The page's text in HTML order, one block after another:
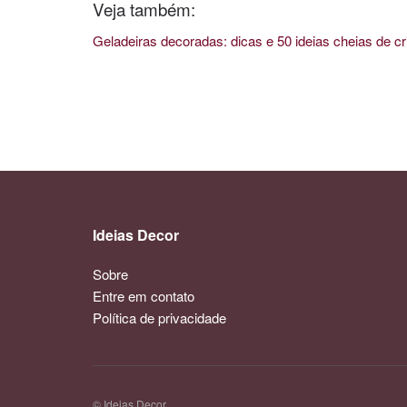
Veja também:
Geladeiras decoradas: dicas e 50 ideias cheias de
Ideias Decor
Sobre
Entre em contato
Política de privacidade
© Ideias Decor